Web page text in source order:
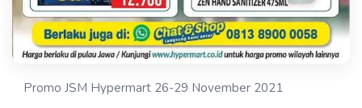
Promo JSM Hypermart 26-29 November 2021